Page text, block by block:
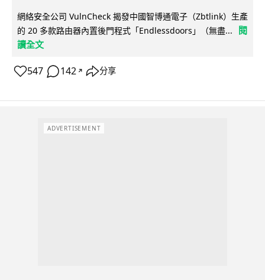
網絡安全公司 VulnCheck 揭發中國智博通電子（Zbtlink）生產
的 20 多款路由器內置後門程式「Endlessdoors」（無盡...
閱
讀全文
547 142 ↗ 分享
ADVERTISEMENT